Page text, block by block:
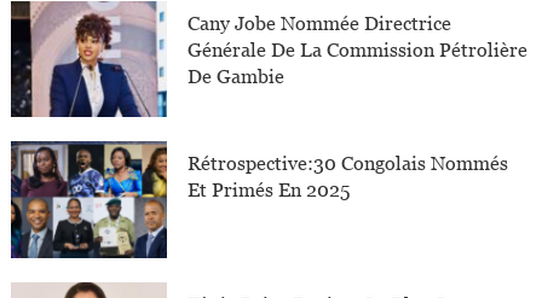
Cany Jobe Nommée Directrice
Générale De La Commission Pétrolière
De Gambie
Rétrospective:30 Congolais Nommés
Et Primés En 2025